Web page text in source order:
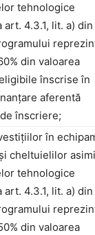
tehnologice
art. 4.3.1, lit. a) din
din valoarea
înscrise în
aferentă
înscriere;
în
cheltuielilor
tehnologice
art. 4.3.1, lit. a) din
din valoarea